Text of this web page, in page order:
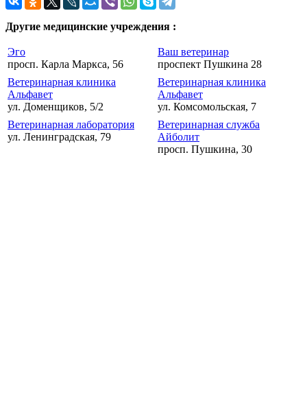
Другие медицинские учреждения :
Эго
просп. Карла Маркса, 56
Ваш ветеринар
проспект Пушкина 28
Ветеринарная клиника
Альфавет
ул. Доменщиков, 5/2
Ветеринарная клиника
Альфавет
ул. Комсомольская, 7
Ветеринарная лаборатория
ул. Ленинградская, 79
Ветеринарная служба
Айболит
просп. Пушкина, 30